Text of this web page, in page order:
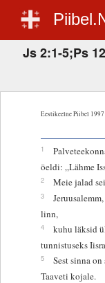
Js 2:1-5;Ps
Eestikeelne Piibel 1997
1
öeldi: „Lähme
2 Meie jalad
3
linn,
4
kuhu läksid
tunnistuseks
5
Sest sinna
Taaveti kojale.